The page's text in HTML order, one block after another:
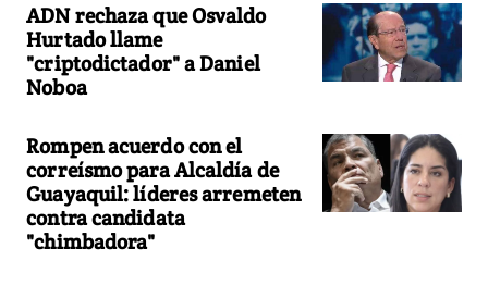
ADN rechaza que Osvaldo
Hurtado llame
"criptodictador" a Daniel
Noboa
Rompen acuerdo con el
correísmo para Alcaldía de
Guayaquil: líderes arremeten
contra candidata
"chimbadora"